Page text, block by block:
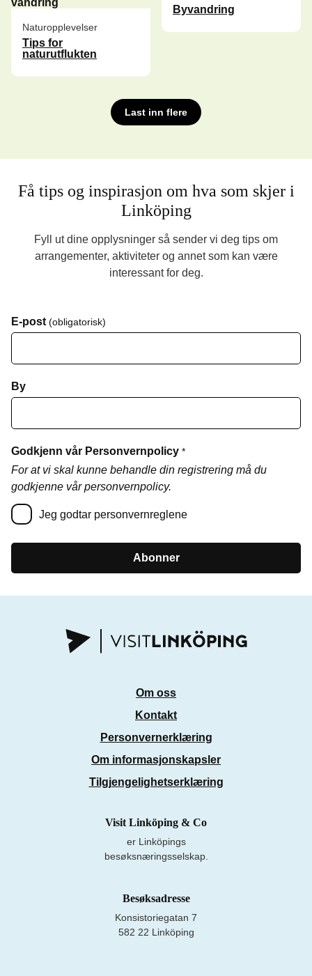
Naturopplevelser
Tips for
naturutflukten
Byvandring
Last inn flere
Få tips og inspirasjon om hva som skjer i
Linköping
Fyll ut dine opplysninger så sender vi deg tips om
arrangementer, aktiviteter og annet som kan være
interessant for deg.
E-post (obligatorisk)
By
Godkjenn vår Personvernpolicy *
For at vi skal kunne behandle din registrering må du
godkjenne vår personvernpolicy.
Jeg godtar personvernreglene
Abonner
Om oss
Kontakt
Personvernerklæring
Om informasjonskapsler
Tilgjengelighetserklæring
Visit Linköping & Co
er Linköpings
besøksnæringsselskap.
Besøksadresse
Konsistoriegatan 7
582 22 Linköping